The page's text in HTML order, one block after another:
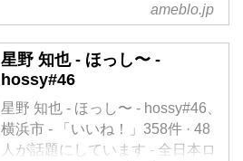
ameblo.jp
星野 知也 - ほっし〜 -
hossy#46
星野 知也 - ほっし〜 - hossy#46、
横浜市 - 「いいね！」358件 · 48
人が話題にしています - 全日本ロ